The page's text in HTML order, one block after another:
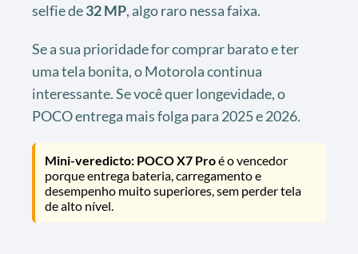
selfie de32 MP, algo raro nessa faixa.
Se a sua prioridade for comprar barato e ter
uma tela bonita, o Motorola continua
interessante. Se você quer longevidade, o
POCO entrega mais folga para 2025 e 2026.
Mini-veredicto: POCO X7 Proé o vencedor
porque entrega bateria, carregamento e
desempenho muito superiores, sem perder tela
de alto nível.